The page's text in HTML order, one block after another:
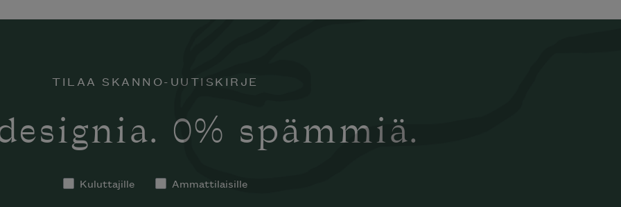
TILAA SKANNO-UUTISKIRJE
0% spämmiä.
Kuluttajille Ammattilaisille